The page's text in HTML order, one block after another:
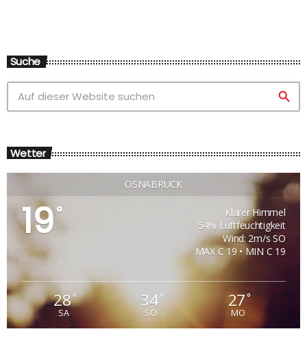
Suche
search
Wetter
OSNABRÜCK
19°
Klarer Himmel
54% Luftfeuchtigkeit
Wind: 2m/s SO
MAX C 19 • MIN C 19
28°
SA
34°
SO
27°
MO